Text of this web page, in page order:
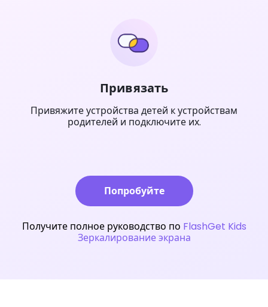
Привязать
Привяжите устройства детей к устройствам
родителей и подключите их.
Попробуйте
Получите полное руководство по FlashGet Kids
Зеркалирование экрана